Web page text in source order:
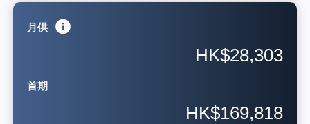
月供
HK$28,303
首期
HK$169,818